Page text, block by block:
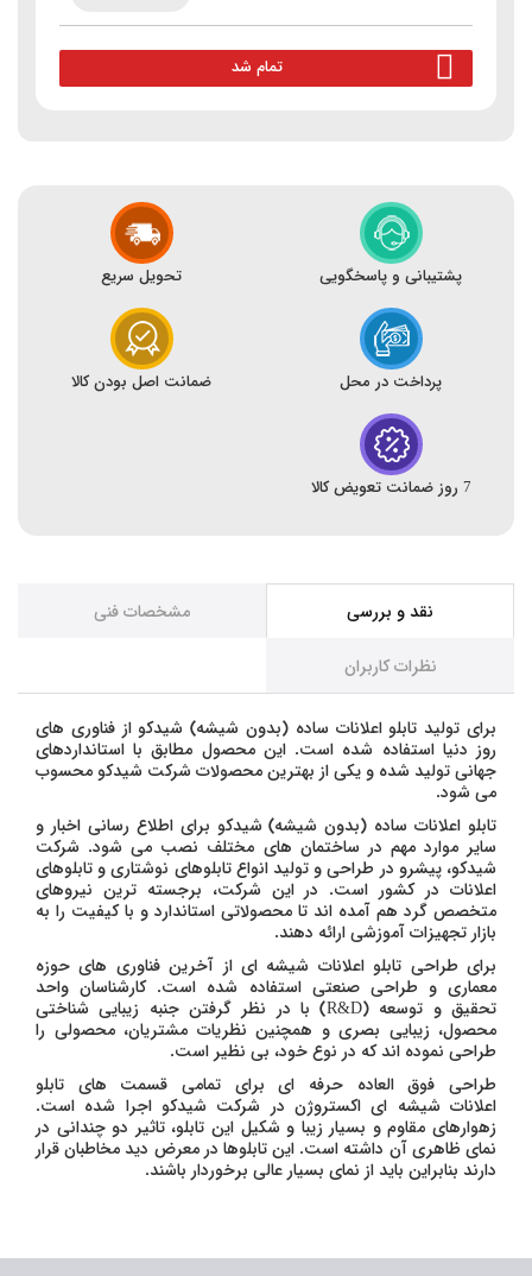
تمام شد
پشتیبانی و پاسخگویی تحویل سریع
پرداخت در محل ضمانت اصل بودن کالا
7 روز ضمانت تعویض کالا
نقد و بررسی مشخصات فنی
نظرات کاربران
برای تولید تابلو اعلانات ساده (بدون شیشه) شیدکو از فناوری های
روز دنیا استفاده شده است. این محصول مطابق با استانداردهای
جهانی تولید شده و یکی از بهترین محصولات شرکت شیدکو محسوب
می شود.
تابلو اعلانات ساده (بدون شیشه) شیدکو برای اطلاع رسانی اخبار و
سایر موارد مهم در ساختمان های مختلف نصب می شود. شرکت
شیدکو، پیشرو در طراحی و تولید انواع تابلوهای نوشتاری و تابلوهای
اعلانات در کشور است. در این شرکت، برجسته ترین نیروهای
متخصص گرد هم آمده اند تا محصولاتی استاندارد و با کیفیت را به
بازار تجهیزات آموزشی ارائه دهند.
برای طراحی تابلو اعلانات شیشه ای از آخرین فناوری های حوزه
معماری و طراحی صنعتی استفاده شده است. کارشناسان واحد
تحقیق و توسعه (R&D) با در نظر گرفتن جنبه زیبایی شناختی
محصول، زیبایی بصری و همچنین نظریات مشتریان، محصولی را
طراحی نموده اند که در نوع خود، بی نظیر است.
طراحی فوق العاده حرفه ای برای تمامی قسمت های تابلو
اعلانات شیشه ای اکستروژن در شرکت شیدکو اجرا شده است.
زهوارهای مقاوم و بسیار زیبا و شکیل این تابلو، تاثیر دو چندانی در
نمای ظاهری آن داشته است. این تابلوها در معرض دید مخاطبان قرار
دارند بنابراین باید از نمای بسیار عالی برخوردار باشند.